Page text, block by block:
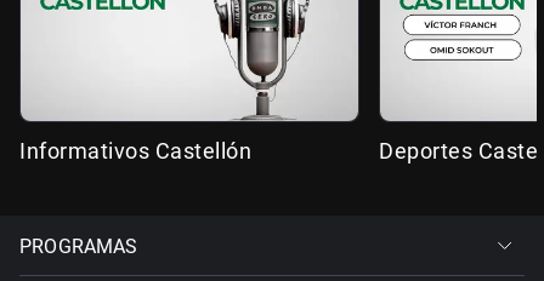
Informativos Castellón Deportes
PROGRAMAS